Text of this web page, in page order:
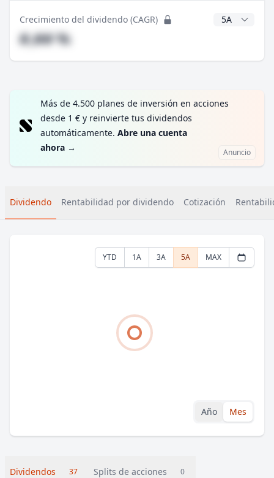
Crecimiento del dividendo (CAGR) Años CAGR
#,## %
Más de 4.500 planes de inversión en acciones
desde 1 € y reinvierte tus dividendos
automáticamente. Abre una cuenta
ahora → Anuncio
Dividendo Rentabilidad por dividendo Cotización
YTD 1A 3A 5A MAX
Año Mes
Dividendos 37 Splits de acciones 0